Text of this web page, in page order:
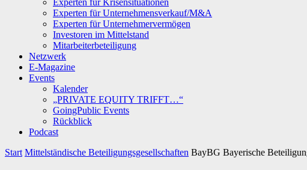
Experten für Krisensituationen
Experten für Unternehmensverkauf/M&A
Experten für Unternehmervermögen
Investoren im Mittelstand
Mitarbeiterbeteiligung
Netzwerk
E-Magazine
Events
Kalender
„PRIVATE EQUITY TRIFFT…“
GoingPublic Events
Rückblick
Podcast
Start Mittelständische Beteiligungsgesellschaften BayBG Bayerische